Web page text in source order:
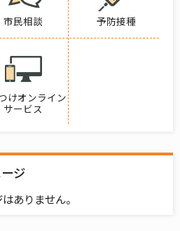
市民相談 予防接種
けオンライン
サービス
ジ
ありません。